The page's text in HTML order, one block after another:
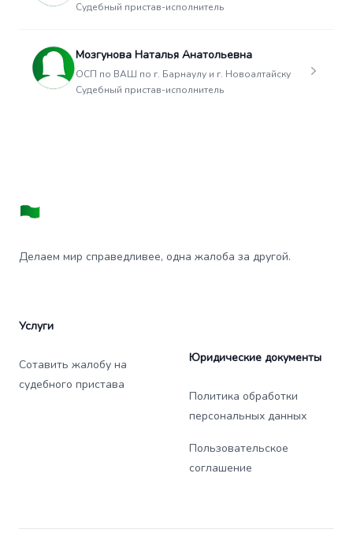
Судебный пристав-исполнитель
Мозгунова Наталья Анатольевна
ОСП по ВАШ по г. Барнаулу и г. Новоалтайску
Судебный пристав-исполнитель
Делаем мир справедливее, одна жалоба за другой.
Услуги
Сотавить жалобу на
судебного пристава
Юридические документы
Политика обработки
персональных данных
Пользовательское
соглашение